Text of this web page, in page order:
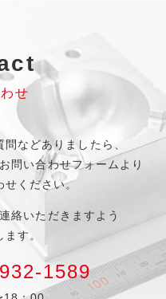
せ
問などありましたら、
問い合わせフォームより
せください。
絡いただきますよう
す。
1589